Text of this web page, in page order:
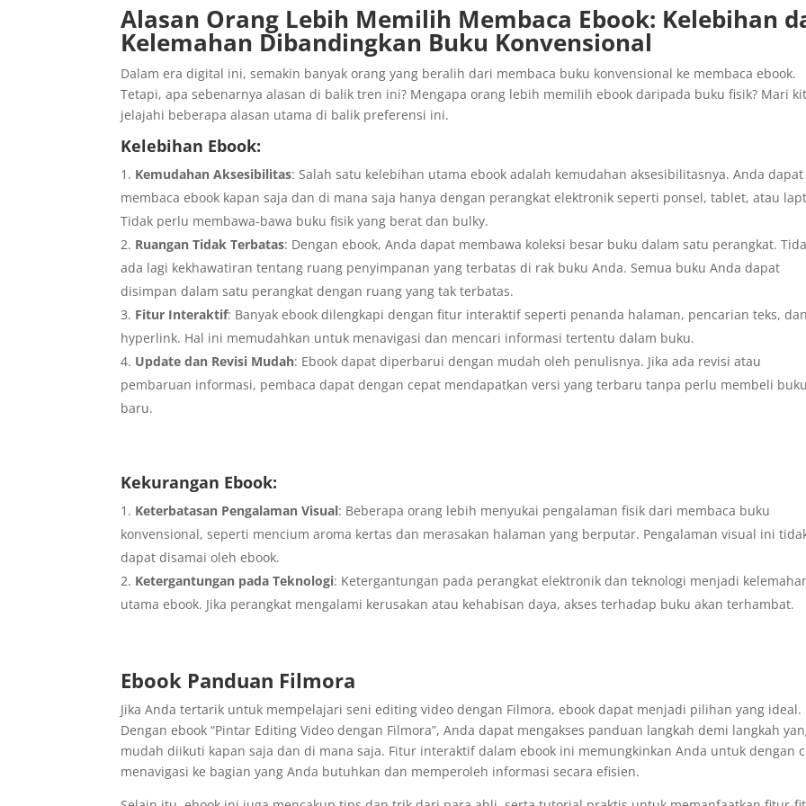
Alasan Orang Lebih Memilih Membaca Ebook: Kelebihan
Kelemahan Dibandingkan Buku Konvensional
Dalam era digital ini, semakin banyak orang yang beralih dari membaca buku konvensional ke membaca ebook.
Tetapi, apa sebenarnya alasan di balik tren ini? Mengapa orang lebih memilih ebook daripada buku fisik? Mari
jelajahi beberapa alasan utama di balik preferensi ini.
Kelebihan Ebook:
Kemudahan Aksesibilitas: Salah satu kelebihan utama ebook adalah kemudahan aksesibilitasnya. Anda dapat
membaca ebook kapan saja dan di mana saja hanya dengan perangkat elektronik seperti ponsel, tablet, atau
Tidak perlu membawa-bawa buku fisik yang berat dan bulky.
Ruangan Tidak Terbatas: Dengan ebook, Anda dapat membawa koleksi besar buku dalam satu perangkat.
ada lagi kekhawatiran tentang ruang penyimpanan yang terbatas di rak buku Anda. Semua buku Anda dapat
disimpan dalam satu perangkat dengan ruang yang tak terbatas.
Fitur Interaktif: Banyak ebook dilengkapi dengan fitur interaktif seperti penanda halaman, pencarian teks, dan
hyperlink. Hal ini memudahkan untuk menavigasi dan mencari informasi tertentu dalam buku.
Update dan Revisi Mudah: Ebook dapat diperbarui dengan mudah oleh penulisnya. Jika ada revisi atau
pembaruan informasi, pembaca dapat dengan cepat mendapatkan versi yang terbaru tanpa perlu membeli buku
baru.
Kekurangan Ebook:
Keterbatasan Pengalaman Visual: Beberapa orang lebih menyukai pengalaman fisik dari membaca buku
konvensional, seperti mencium aroma kertas dan merasakan halaman yang berputar. Pengalaman visual ini
dapat disamai oleh ebook.
Ketergantungan pada Teknologi: Ketergantungan pada perangkat elektronik dan teknologi menjadi
utama ebook. Jika perangkat mengalami kerusakan atau kehabisan daya, akses terhadap buku akan terhambat.
Ebook Panduan Filmora
Jika Anda tertarik untuk mempelajari seni editing video dengan Filmora, ebook dapat menjadi pilihan yang ideal.
Dengan ebook “Pintar Editing Video dengan Filmora”, Anda dapat mengakses panduan langkah demi langkah
mudah diikuti kapan saja dan di mana saja. Fitur interaktif dalam ebook ini memungkinkan Anda untuk dengan
menavigasi ke bagian yang Anda butuhkan dan memperoleh informasi secara efisien.